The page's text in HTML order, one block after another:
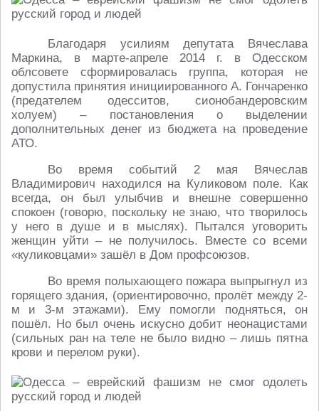
Благодаря усилиям депутата Вячеслава
Маркина, в марте-апреле 2014 г. в Одесском
облсовете сформировалась группа, которая не
допустила принятия инициированного А. Гончаренко
(предателем одесситов, сионобандеровским
холуем) – постановления о выделении
дополнительных денег из бюджета на проведение
АТО.
Во время событий 2 мая Вячеслав
Владимирович находился на Куликовом поле. Как
всегда, он был улыбчив и внешне совершенно
спокоен (говорю, поскольку не знаю, что творилось
у него в душе и в мыслях). Пытался уговорить
женщин уйти – не получилось. Вместе со всеми
«куликовцами» зашёл в Дом профсоюзов.
Во время полыхающего пожара выпрыгнул из
горящего здания, (ориентировочно, пролёт между 2-
м и 3-м этажами). Ему помогли подняться, он
пошёл. Но был очень искусно добит неонацистами
(сильных ран на теле не было видно – лишь пятна
крови и перелом руки).